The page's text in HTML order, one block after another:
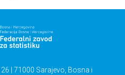
| 71000 Sarajevo, Bosna i